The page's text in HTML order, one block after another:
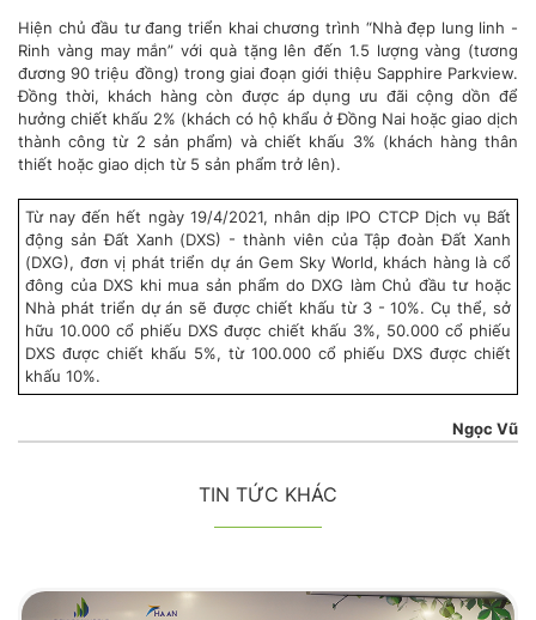
Hiện chủ đầu tư đang triển khai chương trình “Nhà đẹp lung linh -
Rinh vàng may mắn” với quà tặng lên đến 1.5 lượng vàng (tương
đương 90 triệu đồng) trong giai đoạn giới thiệu Sapphire Parkview.
Đồng thời, khách hàng còn được áp dụng ưu đãi cộng dồn để
hưởng chiết khấu 2% (khách có hộ khẩu ở Đồng Nai hoặc giao dịch
thành công từ 2 sản phẩm) và chiết khấu 3% (khách hàng thân
thiết hoặc giao dịch từ 5 sản phẩm trở lên).
Từ nay đến hết ngày 19/4/2021, nhân dịp IPO CTCP Dịch vụ Bất
động sản Đất Xanh (DXS) - thành viên của Tập đoàn Đất Xanh
(DXG), đơn vị phát triển dự án Gem Sky World, khách hàng là cổ
đông của DXS khi mua sản phẩm do DXG làm Chủ đầu tư hoặc
Nhà phát triển dự án sẽ được chiết khấu từ 3 - 10%. Cụ thể, sở
hữu 10.000 cổ phiếu DXS được chiết khấu 3%, 50.000 cổ phiếu
DXS được chiết khấu 5%, từ 100.000 cổ phiếu DXS được chiết
khấu 10%.
Ngọc Vũ
TIN TỨC KHÁC